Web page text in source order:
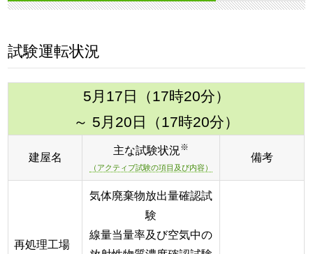
試験運転状況
5月17日（17時20分）
～ 5月20日（17時20分）
建屋名
主な試験状況※
（アクティブ試験の項目及び内容）
備考
再処理工場
気体廃棄物放出量確認試
験
線量当量率及び空気中の